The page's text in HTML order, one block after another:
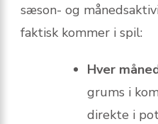
sæson- og
faktisk kommer i spil:
Hver
grums i
direkte i